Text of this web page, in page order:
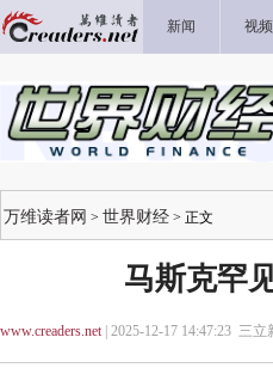
新闻 视频
万维读者网 > 世界财经 > 正文
马斯克罕
www.creaders.net| 2025-12-17 14:47:23 三立